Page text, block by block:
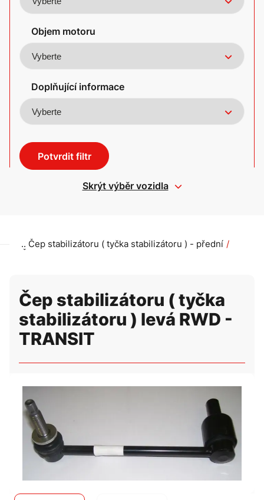
Objem motoru
Doplňující informace
Potvrdit filtr
Skrýt výběr vozidla
Čep stabilizátoru ( tyčka stabilizátoru ) - přední
Čep stabilizátoru ( tyčka stabilizátoru ) levá RWD -
Čep stabilizátoru ( tyčka
stabilizátoru ) levá RWD -
TRANSIT